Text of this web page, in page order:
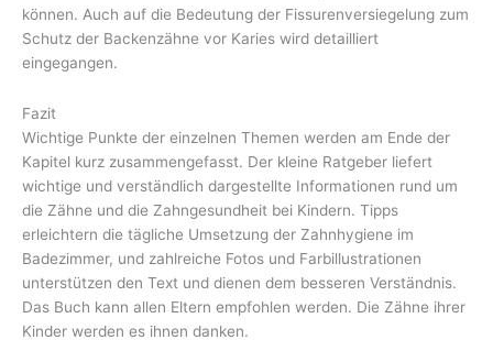
können. Auch auf die Bedeutung der Fissurenversiegelung zum
Schutz der Backenzähne vor Karies wird detailliert
eingegangen.
Fazit
Wichtige Punkte der einzelnen Themen werden am Ende der
Kapitel kurz zusammengefasst. Der kleine Ratgeber liefert
wichtige und verständlich dargestellte Informationen rund um
die Zähne und die Zahngesundheit bei Kindern. Tipps
erleichtern die tägliche Umsetzung der Zahnhygiene im
Badezimmer, und zahlreiche Fotos und Farbillustrationen
unterstützen den Text und dienen dem besseren Verständnis.
Das Buch kann allen Eltern empfohlen werden. Die Zähne ihrer
Kinder werden es ihnen danken.